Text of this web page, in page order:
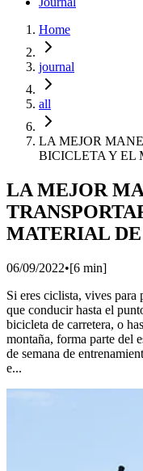
Home
journal
all
LA MEJOR
BICICLETA Y EL
LA MEJOR
MATERIAL
06/09/2022•[6 min]
Si eres ciclista, vives para
que conducir hasta el
bicicleta de carretera, o
montaña, forma parte del
de semana de
e...